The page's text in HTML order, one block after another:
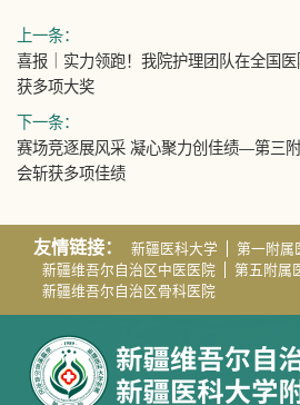
上一条：
喜报｜实力领跑！我院护理团队在全国
获多项大奖
下一条：
赛场竞逐展风采 凝心聚力创佳绩—第三
会斩获多项佳绩
友情链接： 新疆医科大学 第一附属
新疆维吾尔自治区中医医院
第五附属
新疆维吾尔自治区骨科医院